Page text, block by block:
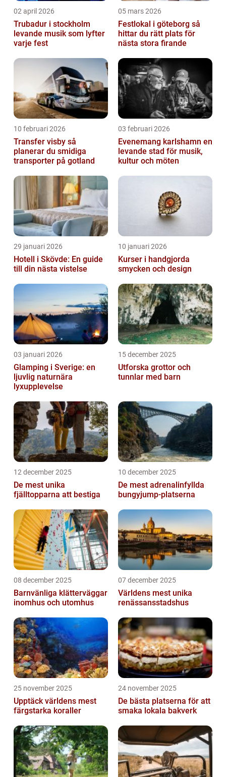
02 april 2026
Trubadur i stockholm
levande musik som lyfter
varje fest
05 mars 2026
Festlokal i göteborg så
hittar du rätt plats för
nästa stora firande
10 februari 2026
Transfer visby så
planerar du smidiga
transporter på gotland
03 februari 2026
Evenemang karlshamn en
levande stad för musik,
kultur och möten
29 januari 2026
Hotell i Skövde: En guide
till din nästa vistelse
10 januari 2026
Kurser i handgjorda
smycken och design
03 januari 2026
Glamping i Sverige: en
ljuvlig naturnära
lyxupplevelse
15 december 2025
Utforska grottor och
tunnlar med barn
12 december 2025
De mest unika
fjälltopparna att bestiga
10 december 2025
De mest adrenalinfyllda
bungyjump-platserna
08 december 2025
Barnvänliga klätterväggar
inomhus och utomhus
07 december 2025
Världens mest unika
renässansstadshus
25 november 2025
Upptäck världens mest
färgstarka koraller
24 november 2025
De bästa platserna för att
smaka lokala bakverk